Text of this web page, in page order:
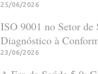
25/06/2026
ISO 9001 no Setor de
Diagnóstico à
23/06/2026